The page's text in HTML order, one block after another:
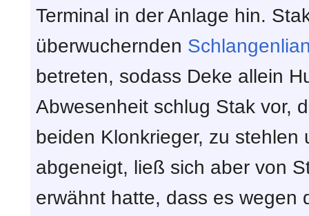
Terminal in der Anlage hin.
überwuchernden
betreten, sodass Deke allein
Abwesenheit schlug Stak vor,
beiden Klonkrieger, zu
abgeneigt, ließ sich aber von
erwähnt hatte, dass es wegen